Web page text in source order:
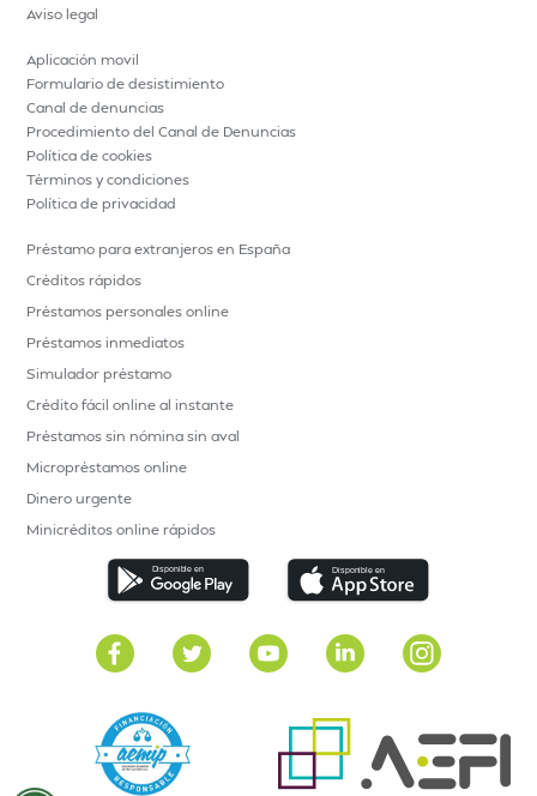
Aviso legal
Aplicación movil
Formulario de desistimiento
Canal de denuncias
Procedimiento del Canal de Denuncias
Política de cookies
Términos y condiciones
Política de privacidad
Préstamo para extranjeros en España
Créditos rápidos
Préstamos personales online
Préstamos inmediatos
Simulador préstamo
Crédito fácil online al instante
Préstamos sin nómina sin aval
Micropréstamos online
Dinero urgente
Minicréditos online rápidos